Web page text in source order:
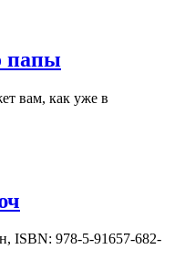
папы
вам, как уже в
ISBN: 978-5-91657-682-